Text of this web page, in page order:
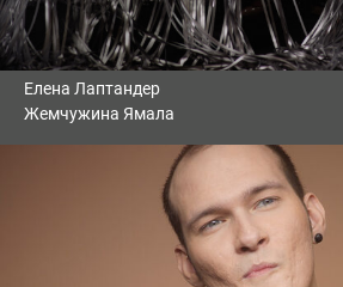
Елена Лаптандер
Жемчужина Ямала